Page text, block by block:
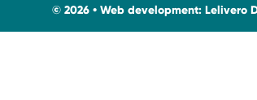
© 2026 • Web development: Lelivero